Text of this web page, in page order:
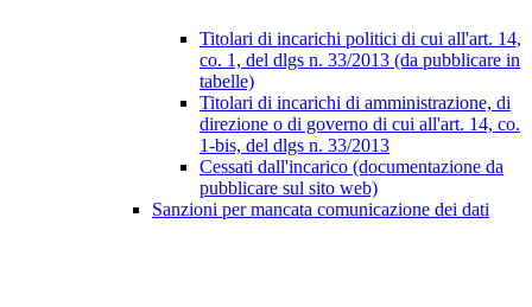
Titolari di incarichi politici di cui all'art. 14,
co. 1, del dlgs n. 33/2013 (da pubblicare in
tabelle)
Titolari di incarichi di amministrazione, di
direzione o di governo di cui all'art. 14, co.
1-bis, del dlgs n. 33/2013
Cessati dall'incarico (documentazione da
pubblicare sul sito web)
Sanzioni per mancata comunicazione dei dati